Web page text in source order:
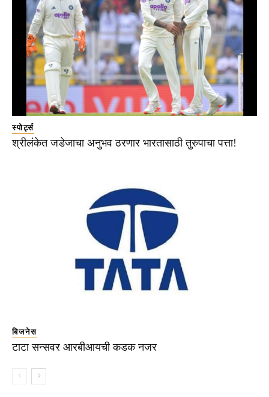
स्पोर्ट्स
श्रीलंकेत जडेजाचा अनुभव ठरणार भारतासाठी तुरुपाचा पत्ता!
बिजनेस
टाटा सन्सवर आरबीआयची कडक नजर